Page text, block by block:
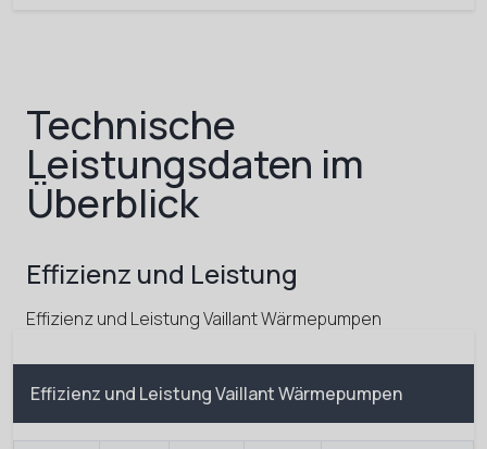
Technische
Leistungsdaten im
Überblick
Effizienz und Leistung
Effizienz und Leistung Vaillant Wärmepumpen
Effizienz und Leistung Vaillant Wärmepumpen